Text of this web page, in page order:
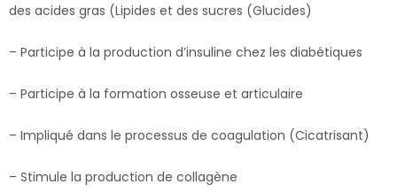
des acides gras (Lipides et des sucres (Glucides)
– Participe à la production d’insuline chez les diabétiques
– Participe à la formation osseuse et articulaire
– Impliqué dans le processus de coagulation (Cicatrisant)
– Stimule la production de collagène